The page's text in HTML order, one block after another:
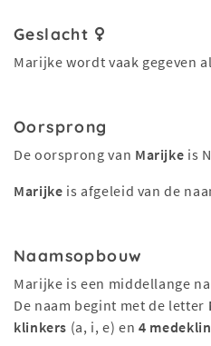
Geslacht
Marijke wordt vaak gegeven
Oorsprong
De oorsprong van Marijke is
Marijke is afgeleid van de
Naamsopbouw
Marijke is een middellange
De naam begint met de letter
klinkers (a, i, e) en4